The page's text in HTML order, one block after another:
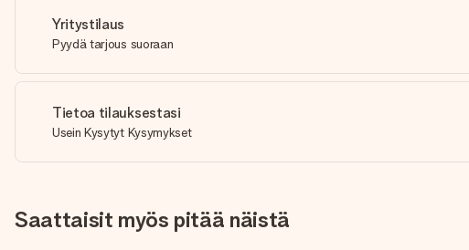
Yritystilaus
Pyydä tarjous suoraan
Tietoa tilauksestasi
Usein Kysytyt Kysymykset
Saattaisit myös pitää näistä